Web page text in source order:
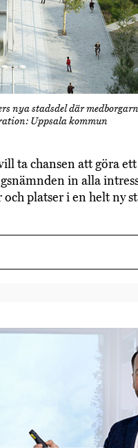
nya stadsdel där
Uppsala kommun
ta chansen att göra
in alla
platser i en helt ny